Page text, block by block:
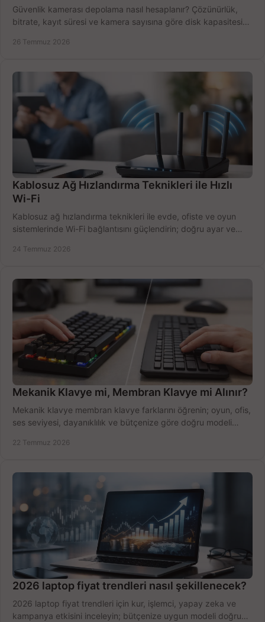
Güvenlik kamerası depolama nasıl hesaplanır? Çözünürlük,
bitrate, kayıt süresi ve kamera sayısına göre disk kapasitesini
26 Temmuz 2026
Kablosuz Ağ Hızlandırma Teknikleri ile Hızlı
Wi-Fi
Kablosuz ağ hızlandırma teknikleri ile evde, ofiste ve oyun
sistemlerinde Wi-Fi bağlantısını güçlendirin; doğru ayar ve
24 Temmuz 2026
Mekanik Klavye mi, Membran Klavye mi Alınır?
Mekanik klavye membran klavye farklarını öğrenin; oyun, ofis,
ses seviyesi, dayanıklılık ve bütçenize göre doğru modeli
22 Temmuz 2026
2026 laptop fiyat trendleri nasıl şekillenecek?
2026 laptop fiyat trendleri için kur, işlemci, yapay zeka ve
kampanya etkisini inceleyin; bütçenize uygun modeli doğru